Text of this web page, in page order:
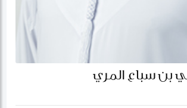
بن سباع المري